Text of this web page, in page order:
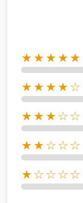
★★★★★
★★★★☆
★★★☆☆
★★☆☆☆
★☆☆☆☆